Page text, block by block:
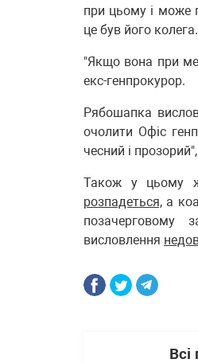
при цьому і може
це був його
"Якщо вона при
екс-генпрокурор.
Рябошапка
очолити Офіс
чесний і
Також у цьому
розпадеться, а
позачерговому
висловлення